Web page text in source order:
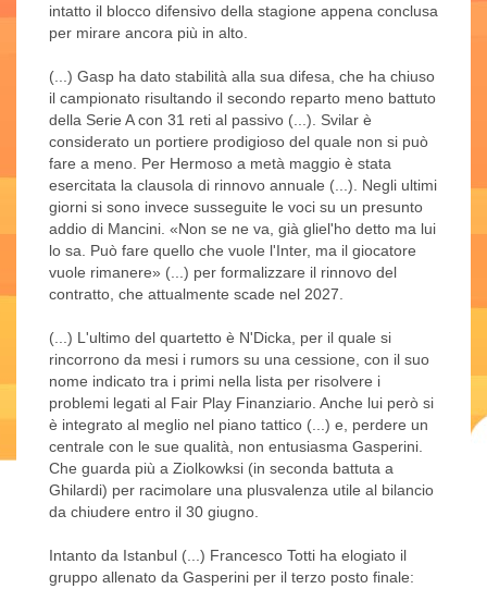
intatto il blocco difensivo della stagione appena conclusa
per mirare ancora più in alto.
(...) Gasp ha dato stabilità alla sua difesa, che ha chiuso
il campionato risultando il secondo reparto meno battuto
della Serie A con 31 reti al passivo (...). Svilar è
considerato un portiere prodigioso del quale non si può
fare a meno. Per Hermoso a metà maggio è stata
esercitata la clausola di rinnovo annuale (...). Negli ultimi
giorni si sono invece susseguite le voci su un presunto
addio di Mancini. «Non se ne va, già gliel'ho detto ma lui
lo sa. Può fare quello che vuole l'Inter, ma il giocatore
vuole rimanere» (...) per formalizzare il rinnovo del
contratto, che attualmente scade nel 2027.
(...) L'ultimo del quartetto è N'Dicka, per il quale si
rincorrono da mesi i rumors su una cessione, con il suo
nome indicato tra i primi nella lista per risolvere i
problemi legati al Fair Play Finanziario. Anche lui però si
è integrato al meglio nel piano tattico (...) e, perdere un
centrale con le sue qualità, non entusiasma Gasperini.
Che guarda più a Ziolkowksi (in seconda battuta a
Ghilardi) per racimolare una plusvalenza utile al bilancio
da chiudere entro il 30 giugno.
Intanto da Istanbul (...) Francesco Totti ha elogiato il
gruppo allenato da Gasperini per il terzo posto finale: